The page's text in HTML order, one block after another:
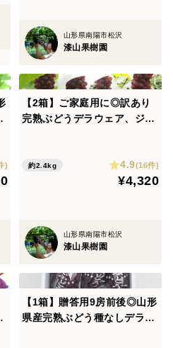
予定です。
れがでる場合がありますので
ーーーーーーーーーーーーー
ー
支援いただいているおかげで
す。
ーーーーーーーーーーーーー
ー
山形県南陽市松沢
漆山果樹園
)
【2箱】ご家庭用に◎訳あり
完熟ぶどうデラウェア、ジャ
約2.4kg 4.9(16件)
¥4,320
山形県南陽市松沢
漆山果樹園
【1箱】贈答用9房前後◎山形
県産完熟ぶどう種なしデラウ